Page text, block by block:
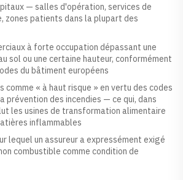
— salles d'opération, services de
zones patients dans la plupart des
à forte occupation dépassant une
sol ou une certaine hauteur, conformément
du bâtiment européens
comme « à haut risque » en vertu des codes
prévention des incendies — ce qui, dans
les usines de transformation alimentaire
inflammables
lequel un assureur a expressément exigé
combustible comme condition de